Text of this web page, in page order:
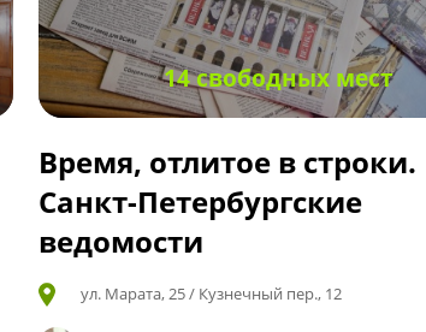
14 свободных мест
Время, отлитое в строки.
Санкт-Петербургские
ведомости
ул. Марата, 25 / Кузнечный пер., 12